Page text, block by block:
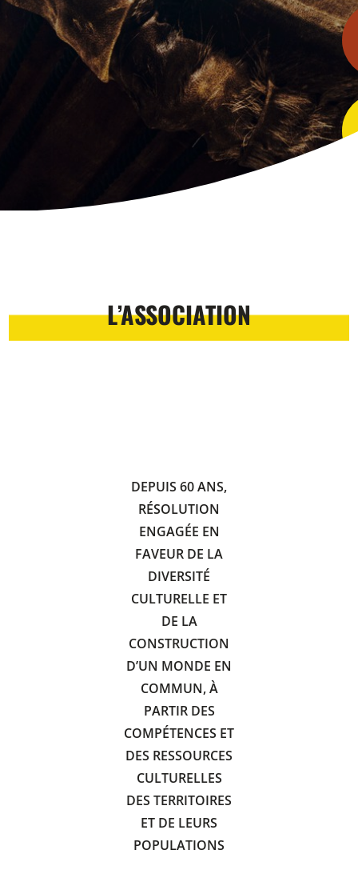
L’ASSOCIATION
DEPUIS 60 ANS,
RÉSOLUTION
ENGAGÉE EN
FAVEUR DE LA
DIVERSITÉ
CULTURELLE ET
DE LA
CONSTRUCTION
D’UN MONDE EN
COMMUN, À
PARTIR DES
COMPÉTENCES ET
DES RESSOURCES
CULTURELLES
DES TERRITOIRES
ET DE LEURS
POPULATIONS